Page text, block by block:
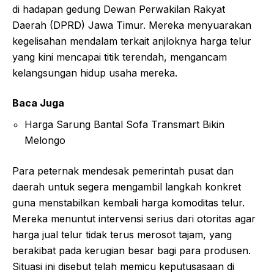
di hadapan gedung Dewan Perwakilan Rakyat
Daerah (DPRD) Jawa Timur. Mereka menyuarakan
kegelisahan mendalam terkait anjloknya harga telur
yang kini mencapai titik terendah, mengancam
kelangsungan hidup usaha mereka.
Baca Juga
Harga Sarung Bantal Sofa Transmart Bikin
Melongo
Para peternak mendesak pemerintah pusat dan
daerah untuk segera mengambil langkah konkret
guna menstabilkan kembali harga komoditas telur.
Mereka menuntut intervensi serius dari otoritas agar
harga jual telur tidak terus merosot tajam, yang
berakibat pada kerugian besar bagi para produsen.
Situasi ini disebut telah memicu keputusasaan di